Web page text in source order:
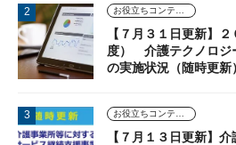
【７月３１日更新】
度） 介護テクノロ
の実施状況（随時更新）
【７月１３日更新】